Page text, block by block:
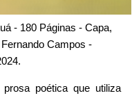
- 180 Páginas - Capa,
Campos -
poética que utiliza